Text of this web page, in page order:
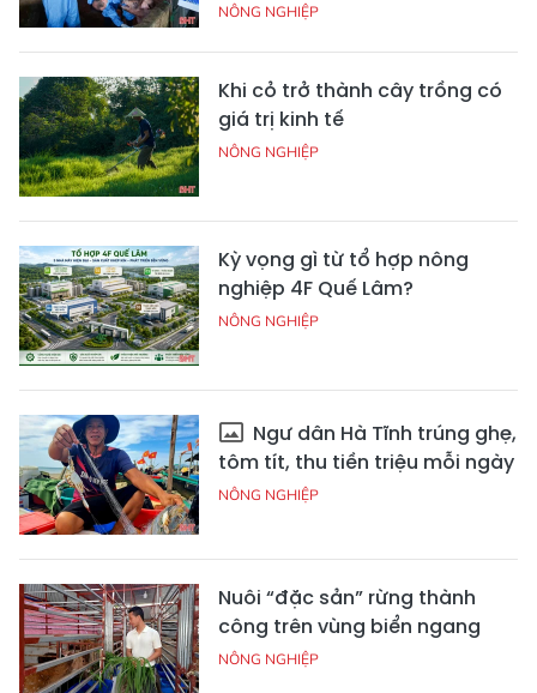
NÔNG NGHIỆP
Khi cỏ trở thành cây trồng có
giá trị kinh tế
NÔNG NGHIỆP
Kỳ vọng gì từ tổ hợp nông
nghiệp 4F Quế Lâm?
NÔNG NGHIỆP
Ngư dân Hà Tĩnh trúng ghẹ,
tôm tít, thu tiền triệu mỗi ngày
NÔNG NGHIỆP
Nuôi “đặc sản” rừng thành
công trên vùng biển ngang
NÔNG NGHIỆP